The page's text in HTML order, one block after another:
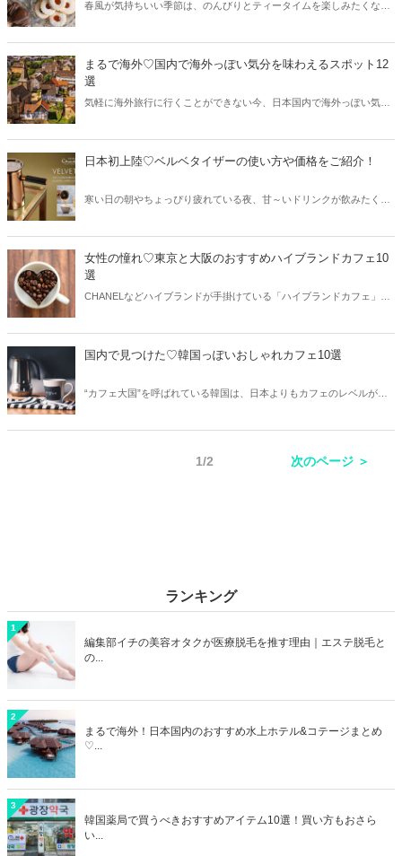
春風が気持ちいい季節は、のんびりとティータイムを楽しみたくなる
ーンティーを楽しんでみませんか？
まるで海外♡国内で海外っぽい気分を味わえるスポット12
選
気軽に海外旅行に行くことができない今、日本国内で海外っぽい気分
日本初上陸♡ベルベタイザーの使い方や価格をご紹介！
寒い日の朝やちょっぴり疲れている夜、甘～いドリンクが飲みたくな
初上陸したベルベタイザーの使い方や価格、通販での購入方法などを
ご紹介します。
女性の憧れ♡東京と大阪のおすすめハイブランドカフェ10
選
CHANELなどハイブランドが手掛けている「ハイブランドカフェ」。
ランドカフェをご紹介しましょう♡
国内で見つけた♡韓国っぽいおしゃれカフェ10選
“カフェ大国”を呼ばれている韓国は、日本よりもカフェのレベルが高
1/2 次のページ ＞
ランキング
1
編集部イチの美容オタクが医療脱毛を推す理由｜エステ脱毛と
の...
2
まるで海外！日本国内のおすすめ水上ホテル&コテージまとめ
♡...
3
韓国薬局で買うべきおすすめアイテム10選！買い方もおさら
い...